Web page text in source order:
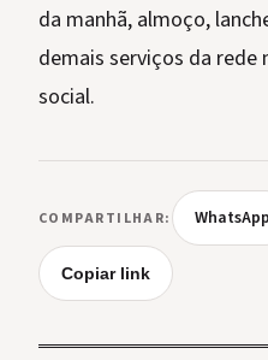
da manhã, almoço,
demais serviços da rede
social.
COMPARTILHAR: WhatsApp
Copiar link